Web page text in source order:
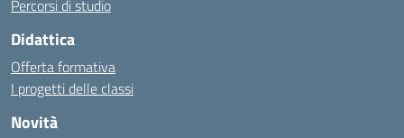
Percorsi di studio
Didattica
Offerta formativa
I progetti delle classi
Novità